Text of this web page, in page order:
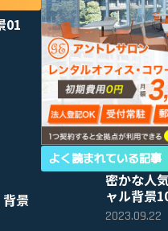
01
景
よく読まれている記事
密かな人
ャル背景
2023.09.22